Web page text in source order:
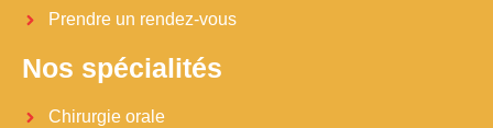
Prendre un rendez-vous
Nos spécialités
Chirurgie orale